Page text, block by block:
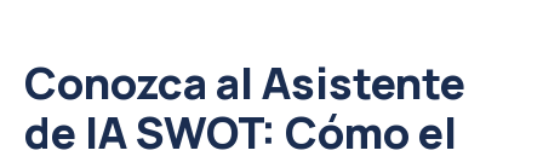
Conozca al Asistente
de IA SWOT: Cómo el